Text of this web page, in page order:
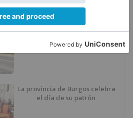
LO ÚLTIMO
un peligro bajo el sol
La provincia de Burgos celebra
el día de su patrón